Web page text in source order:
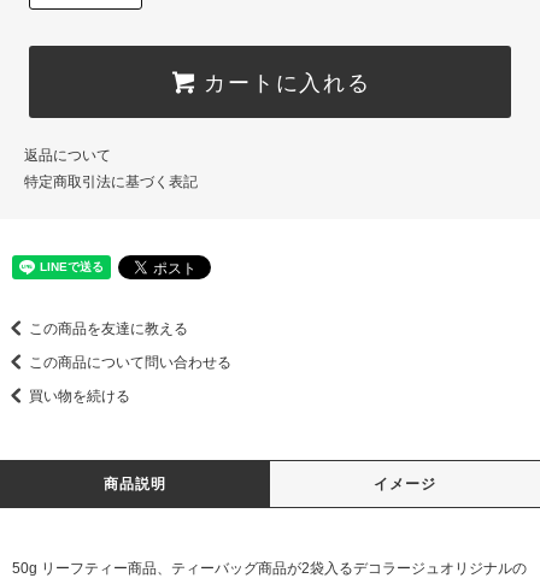
カートに入れる
返品について
特定商取引法に基づく表記
この商品を友達に教える
この商品について問い合わせる
買い物を続ける
商品説明 イメージ
50g リーフティー商品、ティーバッグ商品が2袋入るデコラージュオリジナルの